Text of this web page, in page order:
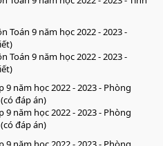
Toán 9 năm học 2022 - 2023 -
Toán 9 năm học 2022 - 2023 -
năm học 2022 - 2023 - Phòng
đáp án)
năm học 2022 - 2023 - Phòng
đáp án)